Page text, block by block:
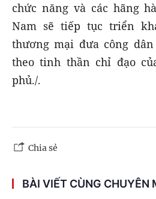
chức năng và các hãng
Nam sẽ tiếp tục triển
thương mại đưa công
theo tinh thần chỉ đạo
phủ./.
Chia sẻ
BÀI VIẾT CÙNG CHUYÊN